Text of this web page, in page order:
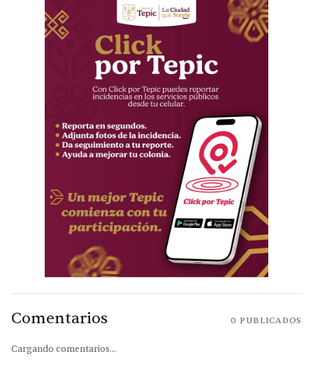
Comentarios 0 PUBLICADOS
Cargando comentarios...